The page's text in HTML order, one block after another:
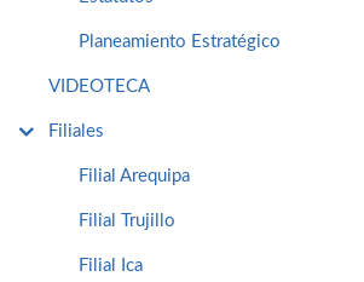
Planeamiento Estratégico
VIDEOTECA
Filiales
Filial Arequipa
Filial Trujillo
Filial Ica